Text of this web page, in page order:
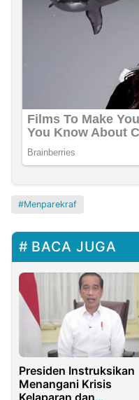
Menparekraf
BACA JUGA
Presiden Instruksikan
Menangani Krisis